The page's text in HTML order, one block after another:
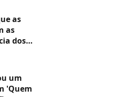
as
as
dos
por
um
'Quem